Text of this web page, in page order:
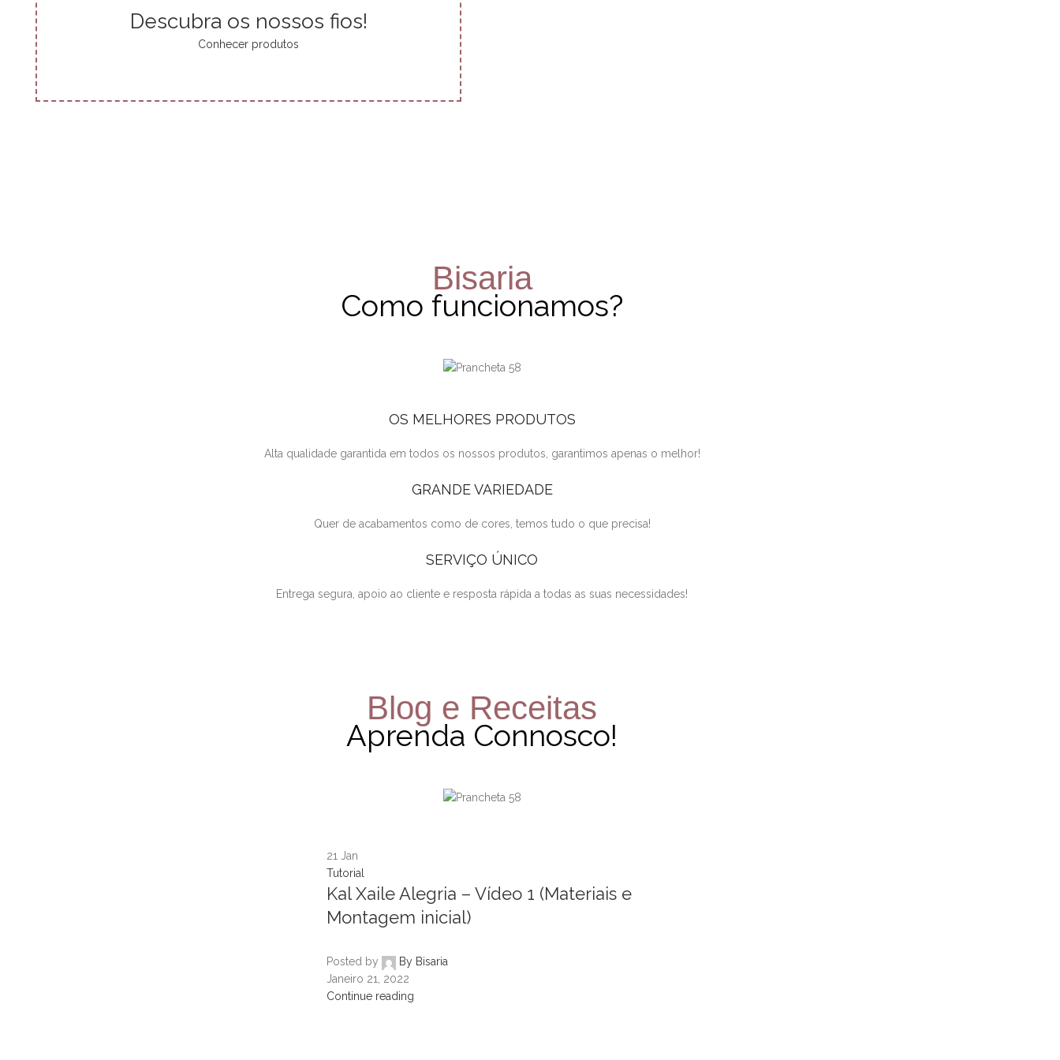
Descubra os nossos fios!
Conhecer produtos
Bisaria
Como funcionamos?
OS MELHORES PRODUTOS
Alta qualidade garantida em todos os nossos produtos, garantimos apenas o melhor!
GRANDE VARIEDADE
Quer de acabamentos como de cores, temos tudo o que precisa!
SERVIÇO ÚNICO
Entrega segura, apoio ao cliente e resposta rápida a todas as suas necessidades!
Blog e Receitas
Aprenda Connosco!
21 Jan
Tutorial
Kal Xaile Alegria – Vídeo 1 (Materiais e
Montagem inicial)
Posted by
By Bisaria
Janeiro 21, 2022
Continue reading